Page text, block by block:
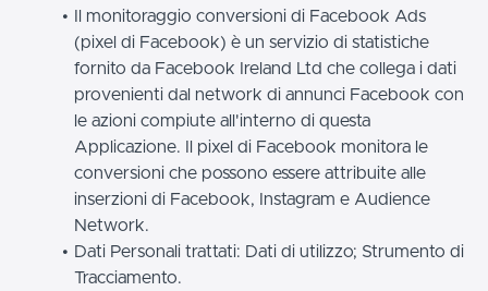
Il monitoraggio conversioni di Facebook Ads
(pixel di Facebook) è un servizio di statistiche
fornito da Facebook Ireland Ltd che collega i dati
provenienti dal network di annunci Facebook con
le azioni compiute all'interno di questa
Applicazione. Il pixel di Facebook monitora le
conversioni che possono essere attribuite alle
inserzioni di Facebook, Instagram e Audience
Network.
Dati Personali trattati: Dati di utilizzo; Strumento di
Tracciamento.